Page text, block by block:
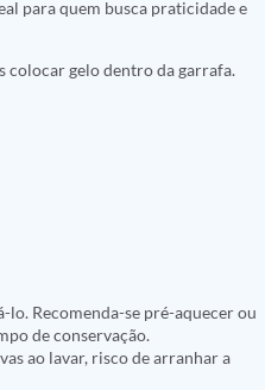
para quem busca praticidade e
colocar gelo dentro da garrafa.
Recomenda-se pré-aquecer ou
de conservação.
ao lavar, risco de arranhar a